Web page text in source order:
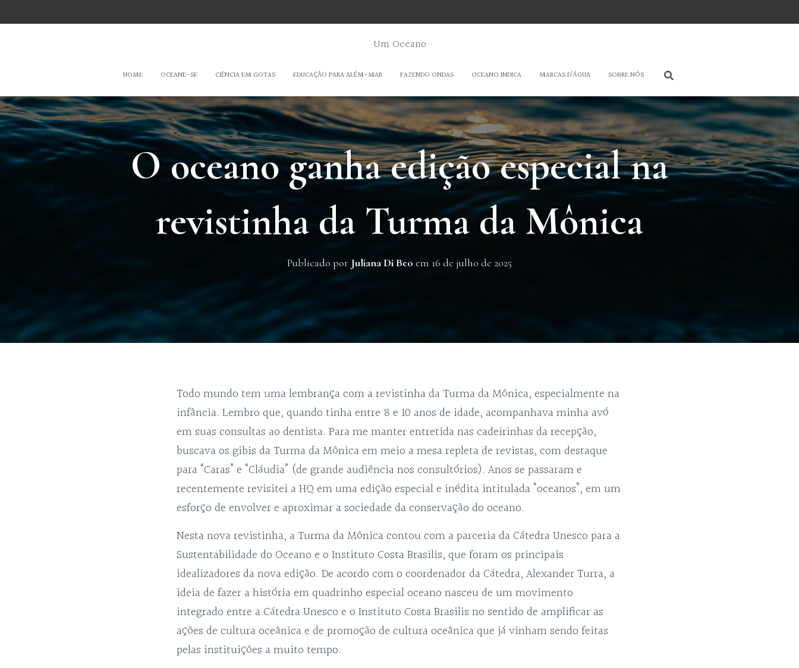
Um Oceano
HOME OCEANE-SE CIÊNCIA EM GOTAS EDUCAÇÃO PARA ALÉM-MAR FAZENDO ONDAS OCEANO INDICA MARCAS D’ÁGUA SOBRE NÓS
O oceano ganha edição especial na
revistinha da Turma da Mônica
Publicado por Juliana Di Beo em 16 de julho de 2025
Todo mundo tem uma lembrança com a revistinha da Turma da Mônica, especialmente na
infância. Lembro que, quando tinha entre 8 e 10 anos de idade, acompanhava minha avó
em suas consultas ao dentista. Para me manter entretida nas cadeirinhas da recepção,
buscava os gibis da Turma da Mônica em meio a mesa repleta de revistas, com destaque
para “Caras” e “Cláudia” (de grande audiência nos consultórios). Anos se passaram e
recentemente revisitei a HQ em uma edição especial e inédita intitulada “oceanos”, em um
esforço de envolver e aproximar a sociedade da conservação do oceano.
Nesta nova revistinha, a Turma da Mônica contou com a parceria da Cátedra Unesco para a
Sustentabilidade do Oceano e o Instituto Costa Brasilis, que foram os principais
idealizadores da nova edição. De acordo com o coordenador da Cátedra, Alexander Turra, a
ideia de fazer a história em quadrinho especial oceano nasceu de um movimento
integrado entre a Cátedra Unesco e o Instituto Costa Brasilis no sentido de amplificar as
ações de cultura oceânica e de promoção de cultura oceânica que já vinham sendo feitas
pelas instituições a muito tempo.